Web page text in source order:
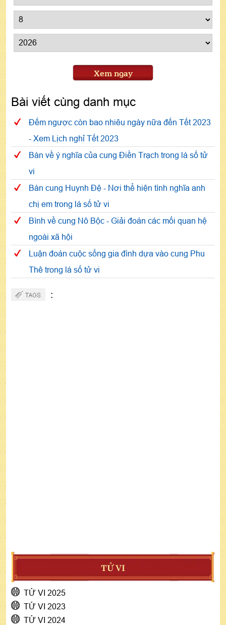
Xem ngay
Bài viết cùng danh mục
Đếm ngược còn bao nhiêu ngày nữa đến Tết 2023
- Xem Lịch nghỉ Tết 2023
Bàn về ý nghĩa của cung Điền Trạch trong lá số tử
vi
Bàn cung Huynh Đệ - Nơi thể hiện tình nghĩa anh
chị em trong lá số tử vi
Bình về cung Nô Bộc - Giải đoán các mối quan hệ
ngoài xã hội
Luận đoán cuộc sống gia đình dựa vào cung Phu
Thê trong lá số tử vi
:
TỬ VI
TỬ VI 2025
TỬ VI 2023
TỬ VI 2024